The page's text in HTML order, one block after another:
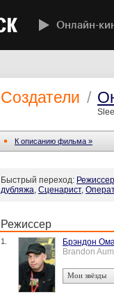
Онлайн-
Создатели /
К описанию фильма »
Быстрый переход: Режиссер
дубляжа, Сценарист,
Режиссер
1.
Брэндон
Brandon
Мои звёзды